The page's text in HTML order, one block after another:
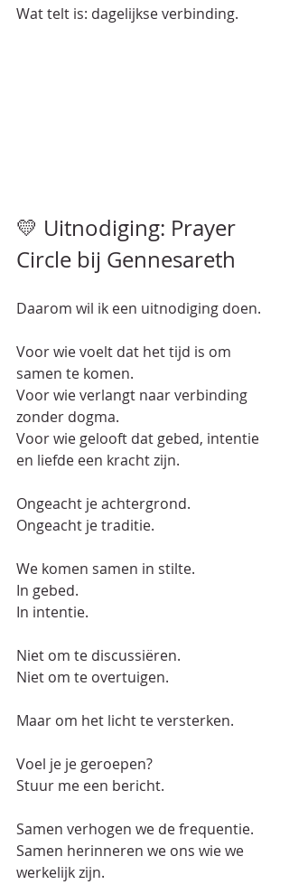
Wat telt is: dagelijkse verbinding.
💛 Uitnodiging: Prayer
Circle bij Gennesareth
Daarom wil ik een uitnodiging doen.
Voor wie voelt dat het tijd is om
samen te komen.
Voor wie verlangt naar verbinding
zonder dogma.
Voor wie gelooft dat gebed, intentie
en liefde een kracht zijn.
Ongeacht je achtergrond.
Ongeacht je traditie.
We komen samen in stilte.
In gebed.
In intentie.
Niet om te discussiëren.
Niet om te overtuigen.
Maar om het licht te versterken.
Voel je je geroepen?
Stuur me een bericht.
Samen verhogen we de frequentie.
Samen herinneren we ons wie we
werkelijk zijn.